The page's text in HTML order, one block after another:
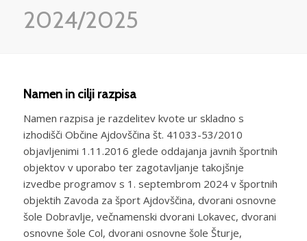
2024/2025
Namen in cilji razpisa
Namen razpisa je razdelitev kvote ur skladno s
izhodišči Občine Ajdovščina št. 41033-53/2010
objavljenimi 1.11.2016 glede oddajanja javnih športnih
objektov v uporabo ter zagotavljanje takojšnje
izvedbe programov s 1. septembrom 2024 v športnih
objektih Zavoda za šport Ajdovščina, dvorani osnovne
šole Dobravlje, večnamenski dvorani Lokavec, dvorani
osnovne šole Col, dvorani osnovne šole Šturje,